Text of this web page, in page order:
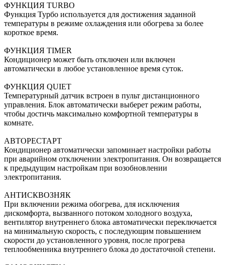
ФУНКЦИЯ TURBO
Функция Турбо используется для достижения заданной
температуры в режиме охлаждения или обогрева за более
короткое время.
ФУНКЦИЯ TIMER
Кондиционер может быть отключен или включен
автоматически в любое установленное время суток.
ФУНКЦИЯ QUIET
Температурный датчик встроен в пульт дистанционного
управления. Блок автоматически выберет режим работы,
чтобы достичь максимально комфортной температуры в
комнате.
АВТОРЕСТАРТ
Кондиционер автоматически запоминает настройки работы
при аварийном отключении электропитания. Он возвращается
к предыдущим настройкам при возобновлении
электропитания.
АНТИСКВОЗНЯК
При включении режима обогрева, для исключения
дискомфорта, вызванного потоком холодного воздуха,
вентилятор внутреннего блока автоматически переключается
на минимальную скорость, с последующим повышением
скорости до установленного уровня, после прогрева
теплообменника внутреннего блока до достаточной степени.